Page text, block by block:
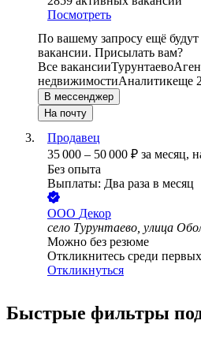
Посмотреть
По вашему запросу ещё будут
вакансии. Присылать вам?
Все вакансииТурунтаево
недвижимостиАналитикеще
В мессенджер
На почту
Продавец
35 000 – 50 000 ₽ за месяц,
Без опыта
Выплаты: Два раза в месяц
ООО Декор
село Турунтаево, улица
Можно без резюме
Откликнитесь среди первых
Откликнуться
Быстрые фильтры